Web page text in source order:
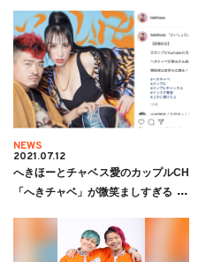
NEWS
2021.07.12
へきほーとチャベス愛のカップルCH
「へきチャベ」が微笑ましすぎる